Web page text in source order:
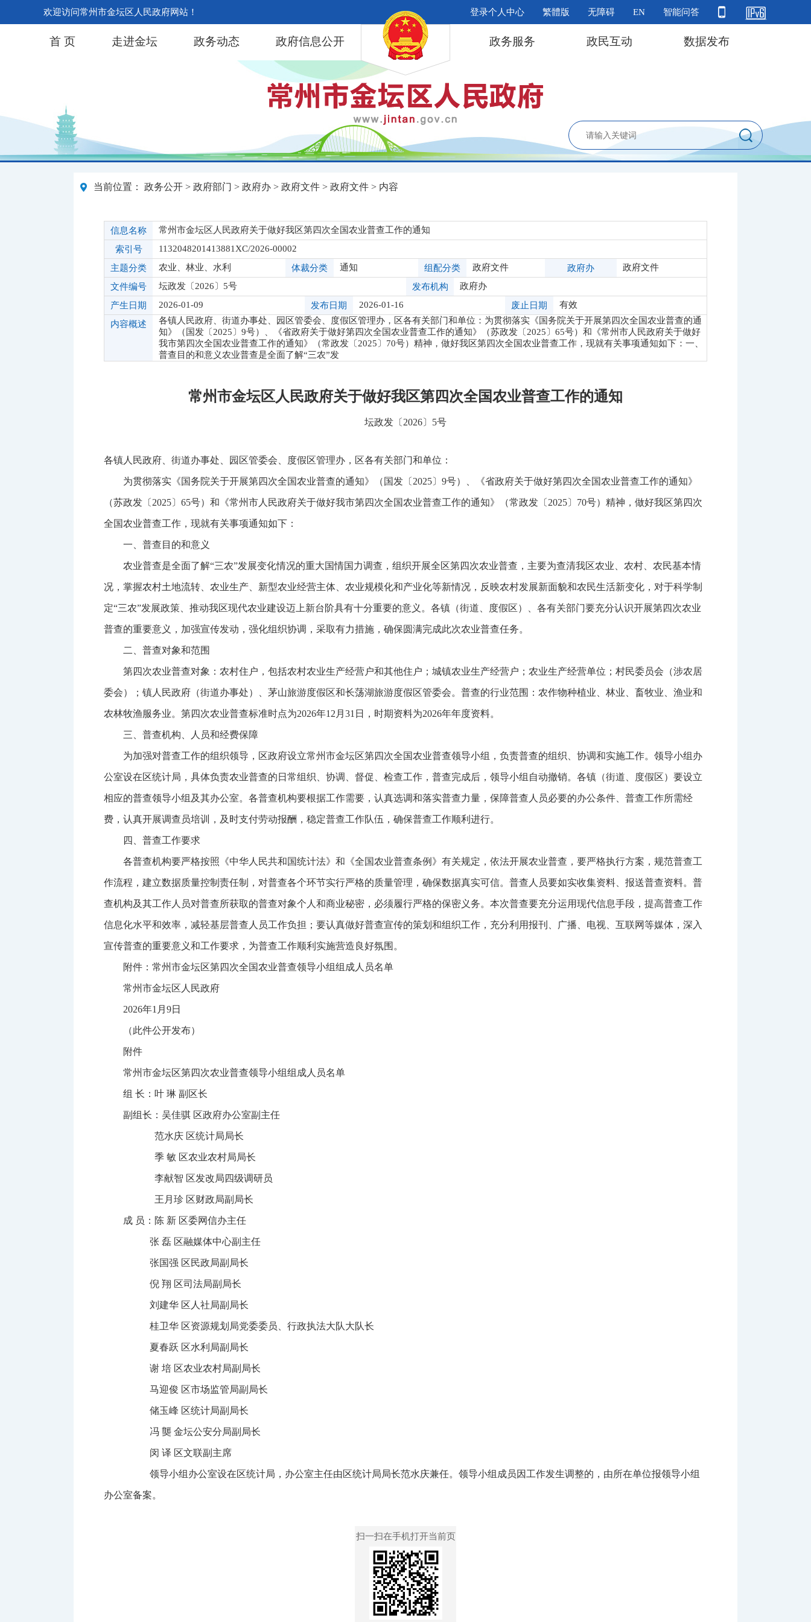
欢迎访问常州市金坛区人民政府网站！ 登录个人中心 繁體版 无障碍 EN 智能问答
首 页 走进金坛 政务动态 政府信息公开 政务服务 政民互动 数据发布
当前位置： 政务公开 > 政府部门 > 政府办 > 政府文件 > 政府文件 > 内容
信息名称
常州市金坛区人民政府关于做好我区第四次全国农业普查工作的通知
索引号
1132048201413881XC/2026-00002
主题分类
农业、林业、水利 体裁分类 通知 组配分类 政府文件 政府办
政府文件
文件编号
坛政发〔2026〕5号 发布机构
政府办
产生日期
2026-01-09 发布日期 2026-01-16 废止日期
有效
内容概述
各镇人民政府、街道办事处、园区管委会、度假区管理办，区各有关部门和单位：为贯彻落实《国务院关于开展第四次全国农业普查的通
知》（国发〔2025〕9号）、《省政府关于做好第四次全国农业普查工作的通知》（苏政发〔2025〕65号）和《常州市人民政府关于做好
我市第四次全国农业普查工作的通知》（常政发〔2025〕70号）精神，做好我区第四次全国农业普查工作，现就有关事项通知如下：一、
普查目的和意义农业普查是全面了解“三农”发
常州市金坛区人民政府关于做好我区第四次全国农业普查工作的通知
坛政发〔2026〕5号
各镇人民政府、街道办事处、园区管委会、度假区管理办，区各有关部门和单位：
为贯彻落实《国务院关于开展第四次全国农业普查的通知》（国发〔2025〕9号）、《省政府关于做好第四次全国农业普查工作的通知》
（苏政发〔2025〕65号）和《常州市人民政府关于做好我市第四次全国农业普查工作的通知》（常政发〔2025〕70号）精神，做好我区第四次
全国农业普查工作，现就有关事项通知如下：
一、普查目的和意义
农业普查是全面了解“三农”发展变化情况的重大国情国力调查，组织开展全区第四次农业普查，主要为查清我区农业、农村、农民基本情
况，掌握农村土地流转、农业生产、新型农业经营主体、农业规模化和产业化等新情况，反映农村发展新面貌和农民生活新变化，对于科学制
定“三农”发展政策、推动我区现代农业建设迈上新台阶具有十分重要的意义。各镇（街道、度假区）、各有关部门要充分认识开展第四次农业
普查的重要意义，加强宣传发动，强化组织协调，采取有力措施，确保圆满完成此次农业普查任务。
二、普查对象和范围
第四次农业普查对象：农村住户，包括农村农业生产经营户和其他住户；城镇农业生产经营户；农业生产经营单位；村民委员会（涉农居
委会）；镇人民政府（街道办事处）、茅山旅游度假区和长荡湖旅游度假区管委会。普查的行业范围：农作物种植业、林业、畜牧业、渔业和
农林牧渔服务业。第四次农业普查标准时点为2026年12月31日，时期资料为2026年年度资料。
三、普查机构、人员和经费保障
为加强对普查工作的组织领导，区政府设立常州市金坛区第四次全国农业普查领导小组，负责普查的组织、协调和实施工作。领导小组办
公室设在区统计局，具体负责农业普查的日常组织、协调、督促、检查工作，普查完成后，领导小组自动撤销。各镇（街道、度假区）要设立
相应的普查领导小组及其办公室。各普查机构要根据工作需要，认真选调和落实普查力量，保障普查人员必要的办公条件、普查工作所需经
费，认真开展调查员培训，及时支付劳动报酬，稳定普查工作队伍，确保普查工作顺利进行。
四、普查工作要求
各普查机构要严格按照《中华人民共和国统计法》和《全国农业普查条例》有关规定，依法开展农业普查，要严格执行方案，规范普查工
作流程，建立数据质量控制责任制，对普查各个环节实行严格的质量管理，确保数据真实可信。普查人员要如实收集资料、报送普查资料。普
查机构及其工作人员对普查所获取的普查对象个人和商业秘密，必须履行严格的保密义务。本次普查要充分运用现代信息手段，提高普查工作
信息化水平和效率，减轻基层普查人员工作负担；要认真做好普查宣传的策划和组织工作，充分利用报刊、广播、电视、互联网等媒体，深入
宣传普查的重要意义和工作要求，为普查工作顺利实施营造良好氛围。
附件：常州市金坛区第四次全国农业普查领导小组组成人员名单
常州市金坛区人民政府
2026年1月9日
（此件公开发布）
附件
常州市金坛区第四次农业普查领导小组组成人员名单
组 长：叶 琳 副区长
副组长：吴佳骐 区政府办公室副主任
范水庆 区统计局局长
季 敏 区农业农村局局长
李献智 区发改局四级调研员
王月珍 区财政局副局长
成 员：陈 新 区委网信办主任
张 磊 区融媒体中心副主任
张国强 区民政局副局长
倪 翔 区司法局副局长
刘建华 区人社局副局长
桂卫华 区资源规划局党委委员、行政执法大队大队长
夏春跃 区水利局副局长
谢 培 区农业农村局副局长
马迎俊 区市场监管局副局长
储玉峰 区统计局副局长
冯 龑 金坛公安分局副局长
闵 译 区文联副主席
领导小组办公室设在区统计局，办公室主任由区统计局局长范水庆兼任。领导小组成员因工作发生调整的，由所在单位报领导小组
办公室备案。
扫一扫在手机打开当前页